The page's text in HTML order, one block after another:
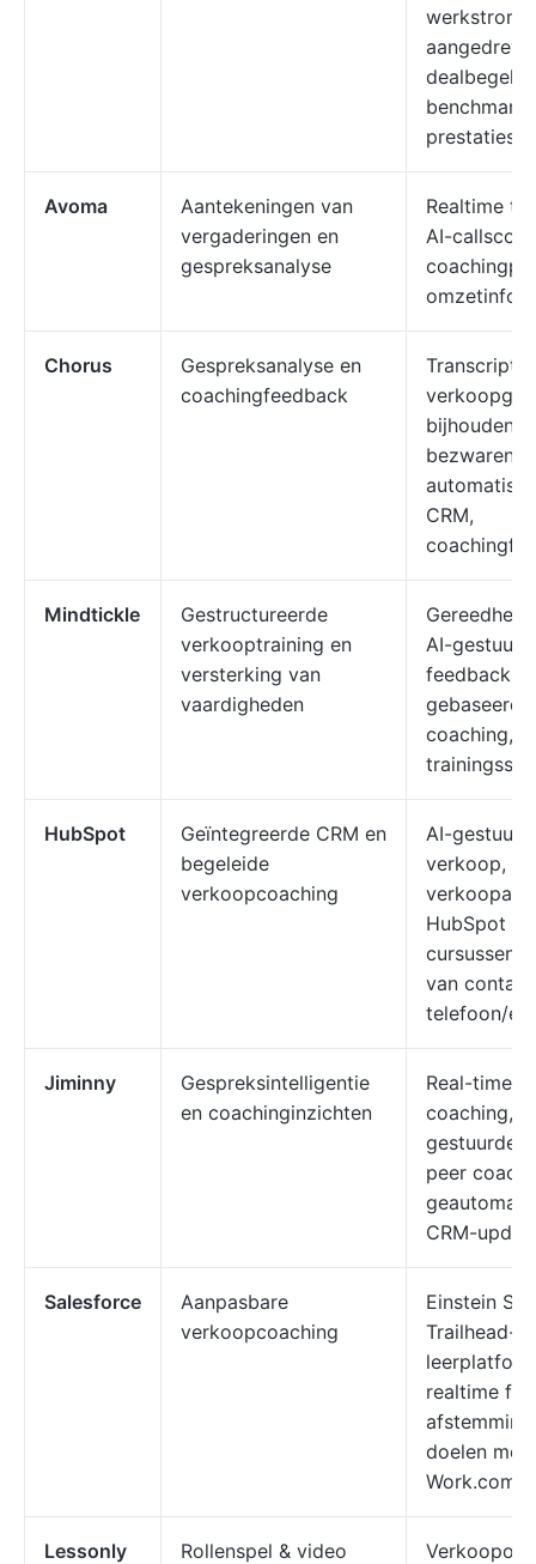
prestaties
Avoma
Aantekeningen van
vergaderingen en
gespreksanalyse
Realtime
AI-
Chorus
Gespreksanalyse en
coachingfeedback
bijhouden
bezwaren,
CRM,
Mindtickle
Gestructureerde
verkooptraining en
versterking van
vaardigheden
AI-
feedback,
gebaseerde
coaching,
HubSpot
Geïntegreerde CRM en
begeleide
verkoopcoaching
AI-
verkoop,
HubSpot
cursussen,
van
telefoon/e-
Jiminny
Gespreksintelligentie
en coachinginzichten
Real-time
coaching,
gestuurde
peer
CRM-
Salesforce
Aanpasbare
verkoopcoaching
Einstein
Trailhead-
realtime
doelen met
Work.com
Lessonly
Rollenspel & video